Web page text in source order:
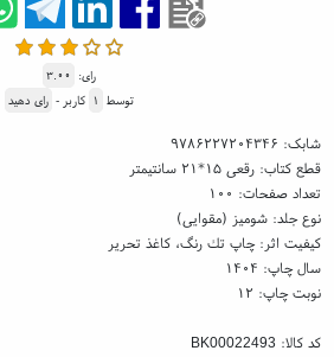
رای: ۳.۰۰
توسط ۱ کاربر - رای دهید
شابک: ۹۷۸۶۲۲۷۲۰۴۳۴۶
قطع کتاب: رقعی ۱۵*۲۱ سانتیمتر
تعداد صفحات: ۱۰۰
نوع جلد: شومیز (مقوایی)
کیفیت اثر: چاپ تك رنگ، کاغذ تحریر
سال چاپ: ۱۴۰۴
نوبت چاپ: ۱۲
کد کالا: BK00022493